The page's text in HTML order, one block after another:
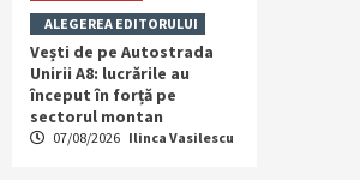
ALEGEREA EDITORULUI
Vești de pe Autostrada
Unirii A8: lucrările au
început în forță pe
sectorul montan
07/08/2026 Ilinca Vasilescu